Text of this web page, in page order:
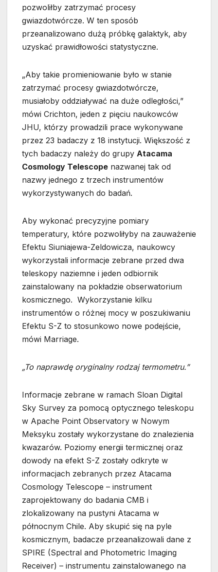
pozwoliłby zatrzymać procesy
gwiazdotwórcze. W ten sposób
przeanalizowano dużą próbkę galaktyk, aby
uzyskać prawidłowości statystyczne.
„Aby takie promieniowanie było w stanie
zatrzymać procesy gwiazdotwórcze,
musiałoby oddziaływać na duże odległości,”
mówi Crichton, jeden z pięciu naukowców
JHU, którzy prowadzili prace wykonywane
przez 23 badaczy z 18 instytucji. Większość z
tych badaczy należy do grupy Atacama
Cosmology Telescope nazwanej tak od
nazwy jednego z trzech instrumentów
wykorzystywanych do badań.
Aby wykonać precyzyjne pomiary
temperatury, które pozwoliłyby na zauważenie
Efektu Siuniajewa-Zeldowicza, naukowcy
wykorzystali informacje zebrane przed dwa
teleskopy naziemne i jeden odbiornik
zainstalowany na pokładzie obserwatorium
kosmicznego. Wykorzystanie kilku
instrumentów o różnej mocy w poszukiwaniu
Efektu S-Z to stosunkowo nowe podejście,
mówi Marriage.
„To naprawdę oryginalny rodzaj termometru.”
Informacje zebrane w ramach Sloan Digital
Sky Survey za pomocą optycznego teleskopu
w Apache Point Observatory w Nowym
Meksyku zostały wykorzystane do znalezienia
kwazarów. Poziomy energii termicznej oraz
dowody na efekt S-Z zostały odkryte w
informacjach zebranych przez Atacama
Cosmology Telescope – instrument
zaprojektowany do badania CMB i
zlokalizowany na pustyni Atacama w
północnym Chile. Aby skupić się na pyle
kosmicznym, badacze przeanalizowali dane z
SPIRE (Spectral and Photometric Imaging
Receiver) – instrumentu zainstalowanego na